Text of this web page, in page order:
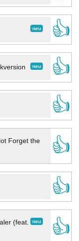
neu
👍
neu
👍
👍
Forget the
👍
👍
neu
(feat.
👍